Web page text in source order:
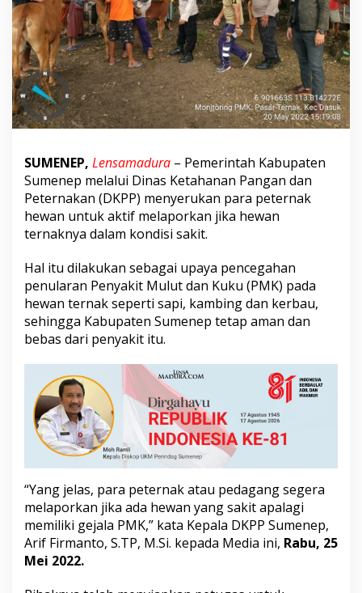
t
e
r
n
a
k
u
n
k
L
a
p
o
r
a
n
J
i
k
a
d
h
a
n
y
a
n
g
s
a
t
SUMENEP, Lensamadura – Pemerintah Kabupaten
Sumenep melalui Dinas Ketahanan Pangan dan
Peternakan (DKPP) menyerukan para peternak
hewan untuk aktif melaporkan jika hewan
ternaknya dalam kondisi sakit.
Hal itu dilakukan sebagai upaya pencegahan
penularan Penyakit Mulut dan Kuku (PMK) pada
hewan ternak seperti sapi, kambing dan kerbau,
sehingga Kabupaten Sumenep tetap aman dan
bebas dari penyakit itu.
“Yang jelas, para peternak atau pedagang segera
melaporkan jika ada hewan yang sakit apalagi
memiliki gejala PMK,” kata Kepala DKPP Sumenep,
Arif Firmanto, S.TP, M.Si. kepada Media ini, Rabu, 25
Mei 2022.